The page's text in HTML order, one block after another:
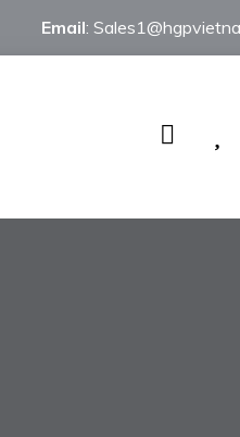
Email: